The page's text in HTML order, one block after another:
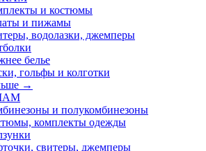
и костюмы
и пижамы
водолазки, джемперы
белье
гольфы и колготки
→
и полукомбинезоны
комплекты одежды
свитеры, джемперы